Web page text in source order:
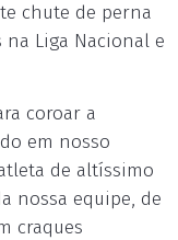
chute de perna
na Liga Nacional e
coroar a
em nosso
de altíssimo
nossa equipe, de
craques